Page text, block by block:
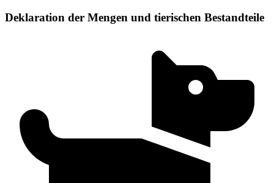
Deklaration der Mengen und tierischen Bestandteile